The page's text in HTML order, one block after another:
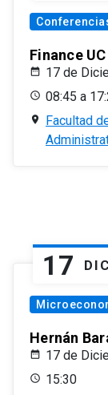
Finance
17 de
08:45 a
Facultad
17 DIC
Hernán
17 de
15:30